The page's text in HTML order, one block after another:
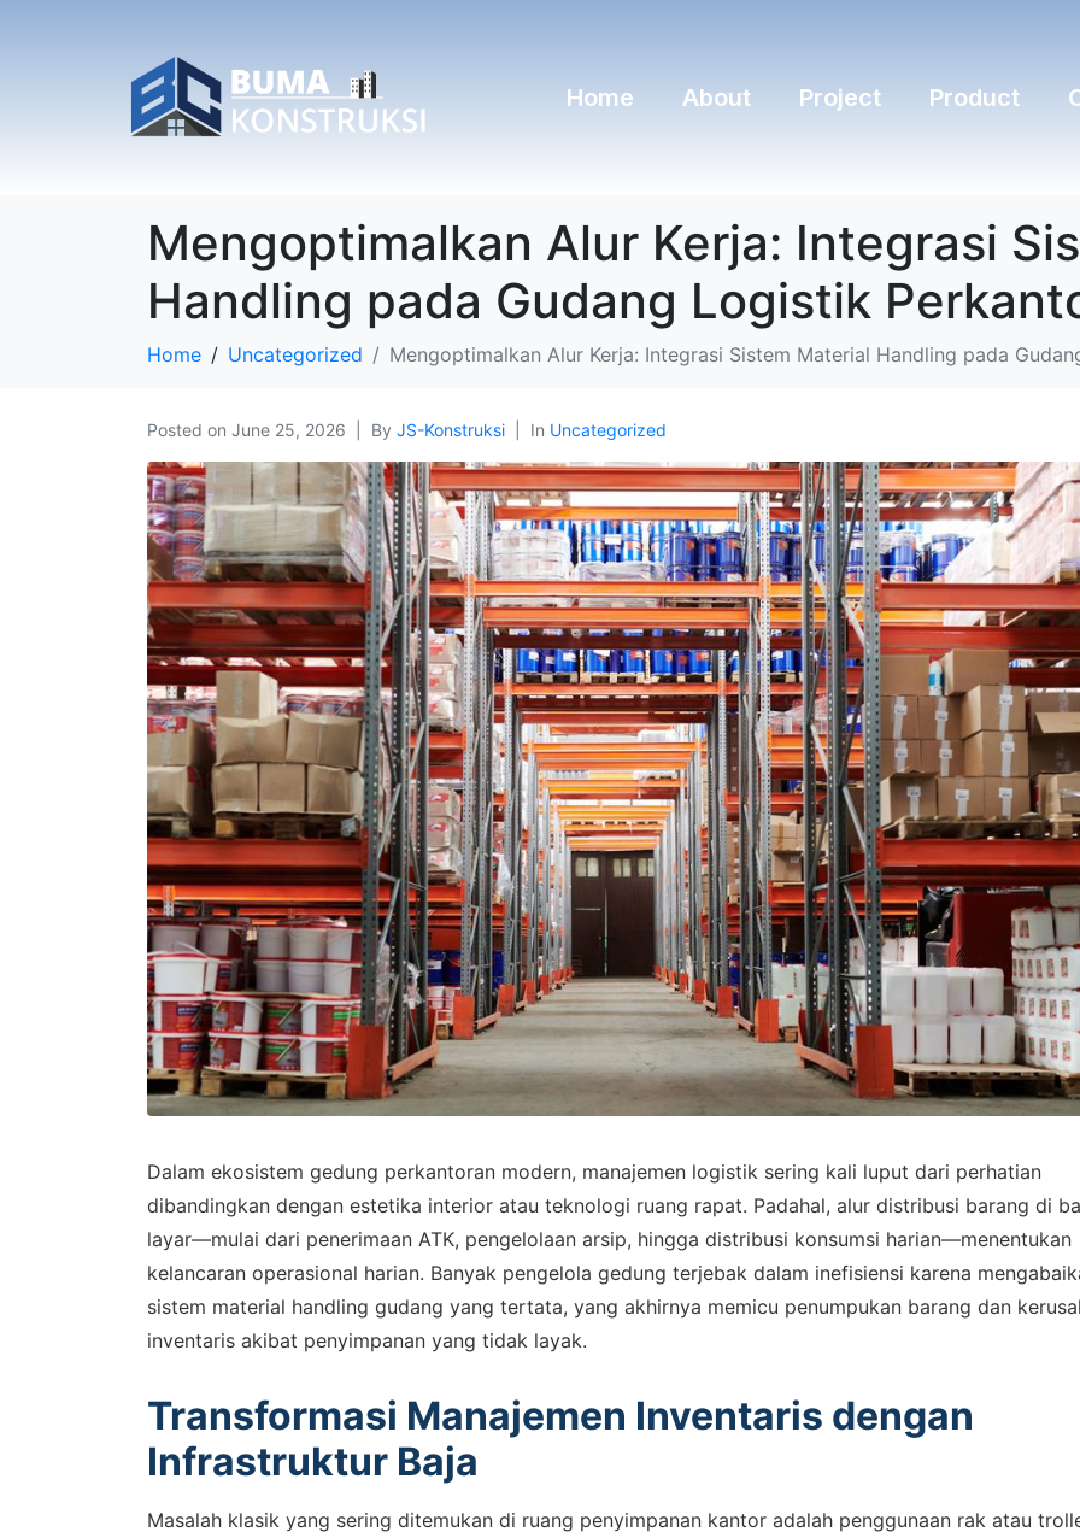
Home About Project Product
Mengoptimalkan Alur Kerja: Integrasi
Handling pada Gudang Logistik
Home Uncategorized Mengoptimalkan Alur Kerja: Integrasi Sistem Material Handling pada
Posted on June 25, 2026 By JS-Konstruksi In Uncategorized
Dalam ekosistem gedung perkantoran modern, manajemen logistik sering kali luput dari perhatian
dibandingkan dengan estetika interior atau teknologi ruang rapat. Padahal, alur distribusi barang di
layar—mulai dari penerimaan ATK, pengelolaan arsip, hingga distribusi konsumsi harian—menentukan
kelancaran operasional harian. Banyak pengelola gedung terjebak dalam inefisiensi karena
sistem material handling gudang yang tertata, yang akhirnya memicu penumpukan barang dan
inventaris akibat penyimpanan yang tidak layak.
Transformasi Manajemen Inventaris dengan
Infrastruktur Baja
Masalah klasik yang sering ditemukan di ruang penyimpanan kantor adalah penggunaan rak atau